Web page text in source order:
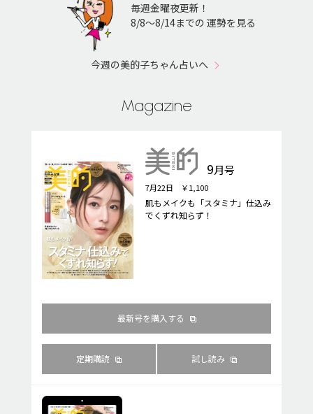
毎週金曜夜更新！
8/8〜8/14までの 運勢を見る
今週の美的子ちゃん占いへ
Magazine
9月号
7月22日 ￥1,100
肌もメイクも「スタミナ」仕込み
でくずれ知らず！
最新号を購入する
定期購読 試し読み